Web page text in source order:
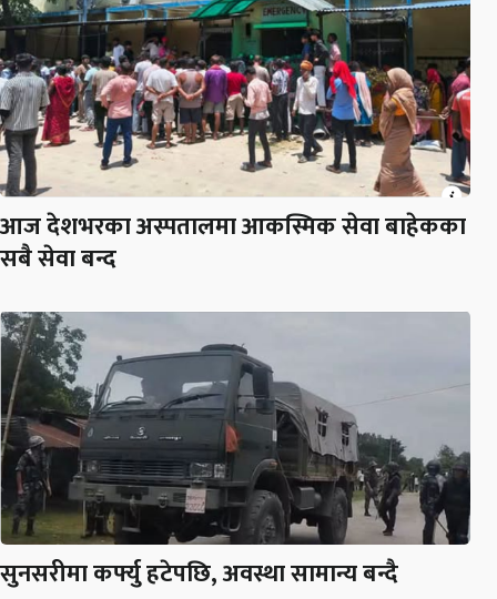
आज देशभरका अस्पतालमा आकस्मिक सेवा बाहेकका
सबै सेवा बन्द
सुनसरीमा कर्फ्यु हटेपछि, अवस्था सामान्य बन्दै